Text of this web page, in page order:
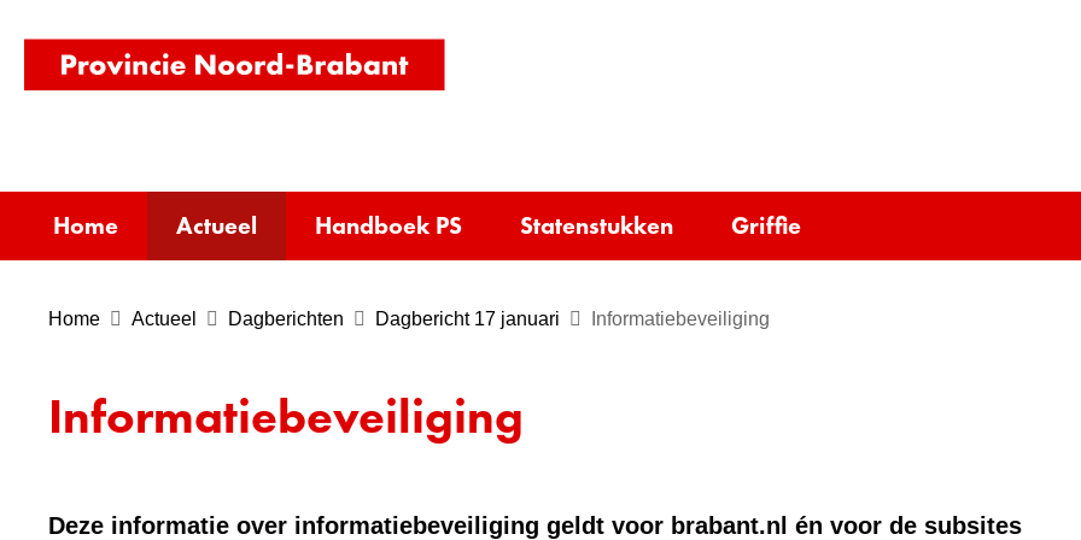
homepage)
Home Actueel Handboek PS Statenstukken Griffie
Home Actueel Dagberichten Dagbericht 17 januari Informatiebeveiliging
Informatiebeveiliging
Deze informatie over informatiebeveiliging geldt voor brabant.nl én voor de subsites